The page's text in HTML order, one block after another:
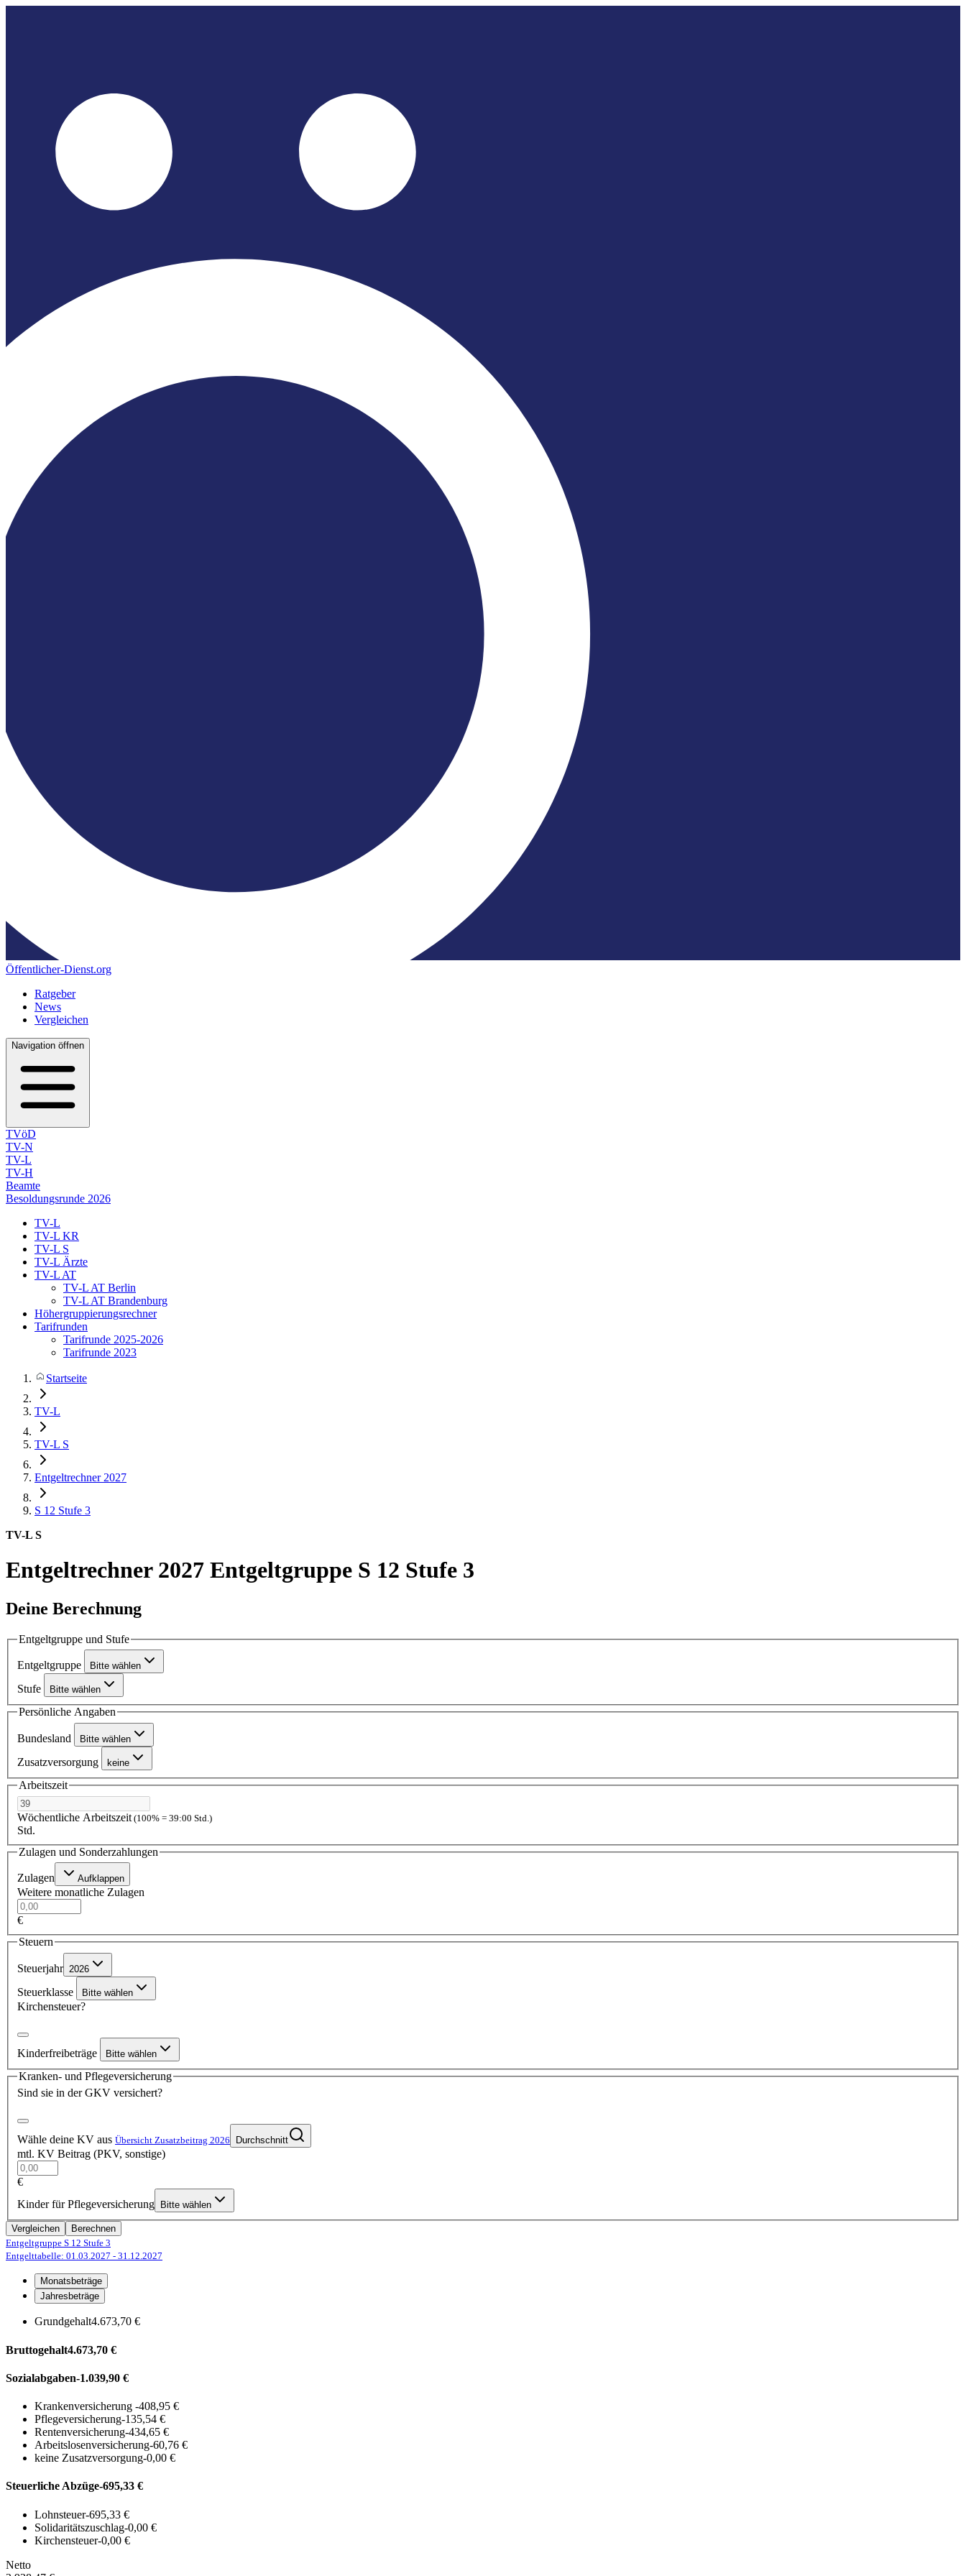
Öffentlicher-Dienst.org
Ratgeber
News
Vergleichen
Navigation öffnen
TVöD
TV-N
TV-L
TV-H
Beamte
Besoldungsrunde 2026
TV-L
TV-L KR
TV-L S
TV-L Ärzte
TV-L AT
TV-L AT Berlin
TV-L AT Brandenburg
Höhergruppierungsrechner
Tarifrunden
Tarifrunde 2025-2026
Tarifrunde 2023
Startseite
TV-L
TV-L S
Entgeltrechner 2027
S 12 Stufe 3
TV-L S
Entgeltrechner 2027 Entgeltgruppe S 12 Stufe 3
Deine Berechnung
Entgeltgruppe und Stufe
Entgeltgruppe Bitte wählen
Stufe Bitte wählen
Persönliche Angaben
Bundesland Bitte wählen
Zusatzversorgung keine
Arbeitszeit
Wöchentliche Arbeitszeit (100% = 39:00 Std.)
Std.
Zulagen und Sonderzahlungen
Zulagen Aufklappen
Weitere monatliche Zulagen
€
Steuern
Steuerjahr 2026
Steuerklasse Bitte wählen
Kirchensteuer?
Kinderfreibeträge Bitte wählen
Kranken- und Pflegeversicherung
Sind sie in der GKV versichert?
Wähle deine KV aus Übersicht Zusatzbeitrag 2026 Durchschnitt
mtl. KV Beitrag (PKV, sonstige)
€
Kinder für Pflegeversicherung
Bitte wählen
Vergleichen
Berechnen
Entgeltgruppe S 12 Stufe 3
Entgelttabelle: 01.03.2027 - 31.12.2027
Monatsbeträge
Jahresbeträge
Grundgehalt4.673,70 €
Bruttogehalt4.673,70 €
Sozialabgaben-1.039,90 €
Krankenversicherung -408,95 €
Pflegeversicherung-135,54 €
Rentenversicherung-434,65 €
Arbeitslosenversicherung-60,76 €
keine Zusatzversorgung-0,00 €
Steuerliche Abzüge-695,33 €
Lohnsteuer-695,33 €
Solidaritätszuschlag-0,00 €
Kirchensteuer-0,00 €
Netto